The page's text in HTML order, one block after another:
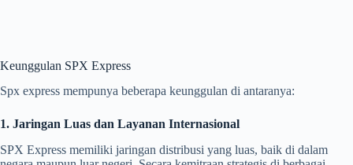
Keunggulan SPX Express
Spx express mempunya beberapa keunggulan di antaranya:
1. Jaringan Luas dan Layanan Internasional
SPX Express memiliki jaringan distribusi yang luas, baik di dalam